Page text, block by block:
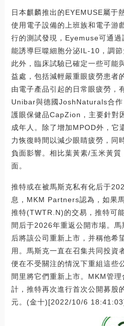
日本麒麟推出的EYEMUSE屬于
使用電子設備的上班族和電子游
行的測試發現，Eyemuse可通過
能誘導巨噬細胞分泌IL-10，調節
此外，臨床試驗已確定一些可能
益處，包括減輕嚴重眼疲勞患者
由電子產品引起的日常眼疲勞，
Unibar與德國JoshNaturals合作
護眼保健品CapZion，主要針對
成年人。除了增加MPOD外，它
力恢復時間以減少眼睛疲勞，同
負面影響。相比葉黃素/玉米黃
面。
推特或在被馬斯克私有化后于
息，MKM Partners認為，如果
推特(TWTR.N)的交易，推特可
間后于2026年重返公開市場。
后將該公司重新上市，并稱他希
用。馬斯克一直在召集共同投資
便在不受關注的情況下重組這些
間里將它們重新上市。MKM管
計，推特再次進行首次公開募股
元。(金十)[2022/10/6